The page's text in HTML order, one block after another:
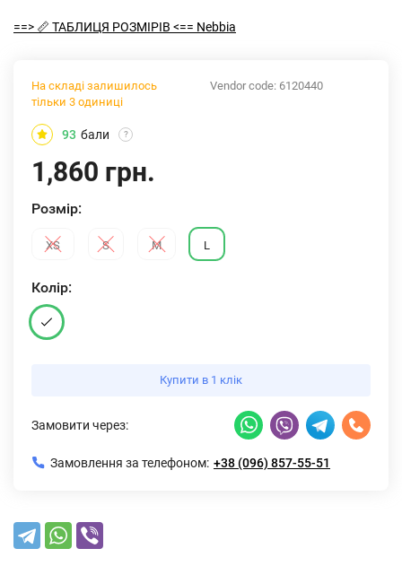
==> 📏 ТАБЛИЦЯ РОЗМІРІВ <== Nebbia
Vendor code: 6120440
На складі залишилось
тільки 3 одиниці
93 бали ?
1,860 грн.
Розмiр:
XS S M L
Колiр:
Купити в 1 клік
Замовити через:
Замовлення за телефоном: +38 (096) 857-55-51